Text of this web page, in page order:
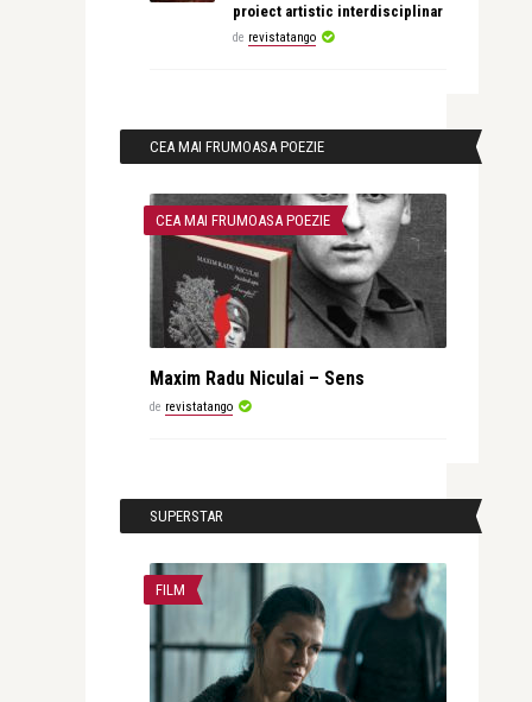
proiect artistic interdisciplinar
de revistatango
CEA MAI FRUMOASA POEZIE
CEA MAI FRUMOASA POEZIE
Maxim Radu Niculai – Sens
de revistatango
SUPERSTAR
FILM